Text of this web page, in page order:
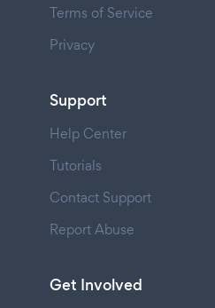
Terms of Service
Privacy
Support
Help Center
Tutorials
Contact Support
Report Abuse
Get Involved